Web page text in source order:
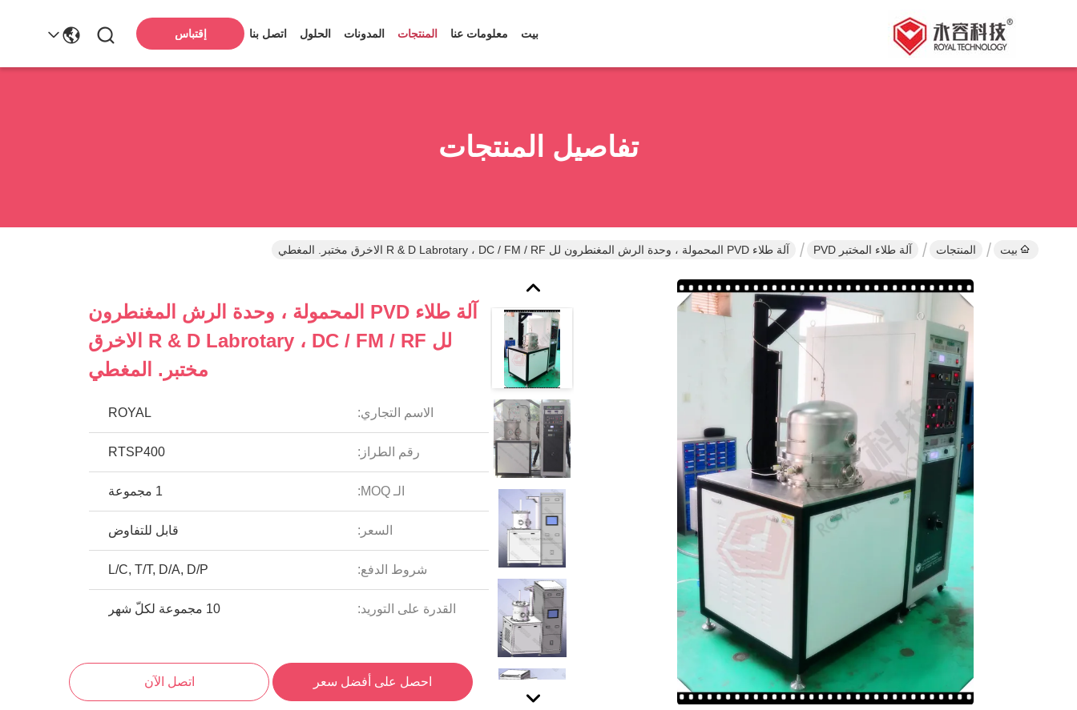
بيت معلومات عنا المنتجات المدونات الحلول اتصل بنا إقتباس
تفاصيل المنتجات
بيت المنتجات آلة طلاء المختبر PVD آلة طلاء PVD المحمولة ، وحدة الرش المغنطرون لل R & D Labrotary ، DC / FM / RF الاخرق مختبر. المغطي
آلة طلاء PVD المحمولة ، وحدة الرش المغنطرون
لل R & D Labrotary ، DC / FM / RF الاخرق
مختبر. المغطي
الاسم التجاري: ROYAL
رقم الطراز: RTSP400
الـ MOQ: 1 مجموعة
السعر: قابل للتفاوض
شروط الدفع: L/C, T/T, D/A, D/P
القدرة على التوريد: 10 مجموعة لكلّ شهر
احصل على أفضل سعر اتصل الآن